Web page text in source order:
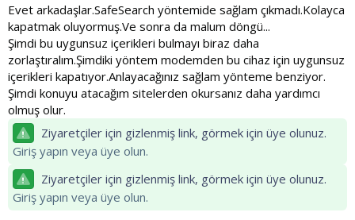
Evet arkadaşlar.SafeSearch yöntemide sağlam çıkmadı.Kolayca
kapatmak oluyormuş.Ve sonra da malum döngü...
Şimdi bu uygunsuz içerikleri bulmayı biraz daha
zorlaştıralım.Şimdiki yöntem modemden bu cihaz için uygunsuz
içerikleri kapatıyor.Anlayacağınız sağlam yönteme benziyor.
Şimdi konuyu atacağım sitelerden okursanız daha yardımcı
olmuş olur.
Ziyaretçiler için gizlenmiş link, görmek için üye olunuz.
Giriş yapın veya üye olun.
Ziyaretçiler için gizlenmiş link, görmek için üye olunuz.
Giriş yapın veya üye olun.